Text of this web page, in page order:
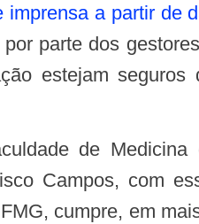
imprensa a partir de
parte dos
estejam
Campos, com
cumpre, em